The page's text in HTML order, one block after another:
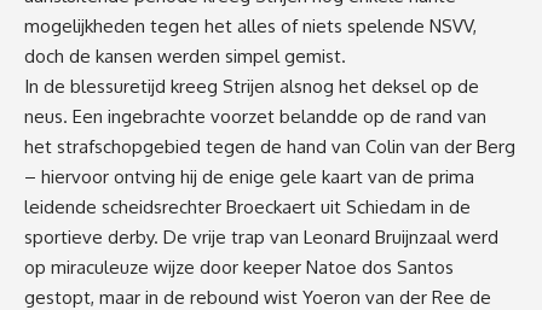
mogelijkheden tegen het alles of niets spelende NSVV,
doch de kansen werden simpel gemist.
In de blessuretijd kreeg Strijen alsnog het deksel op de
neus. Een ingebrachte voorzet belandde op de rand van
het strafschopgebied tegen de hand van Colin van der Berg
– hiervoor ontving hij de enige gele kaart van de prima
leidende scheidsrechter Broeckaert uit Schiedam in de
sportieve derby. De vrije trap van Leonard Bruijnzaal werd
op miraculeuze wijze door keeper Natoe dos Santos
gestopt, maar in de rebound wist Yoeron van der Ree de